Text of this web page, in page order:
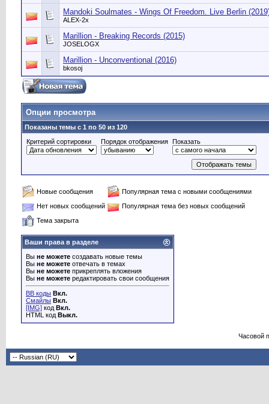
Mandoki Soulmates - Wings Of Freedom. Live Berlin
ALEX-2x
Marillion - Breaking Records (2015)
JOSELOGX
Marillion - Unconventional (2016)
bkosoj
Опции просмотра
Показаны темы с 1 по 50 из 120
Критерий сортировки
Порядок отображения Показать
Новые сообщения
Популярная тема с новыми сообщениями
Нет новых сообщений
Популярная тема без новых сообщений
Тема закрыта
Ваши права в разделе
Вы не можете создавать новые темы
Вы не можете отвечать в темах
Вы не можете прикреплять вложения
Вы не можете редактировать свои сообщения
BB коды Вкл.
Смайлы Вкл.
[IMG] код Вкл.
HTML код Выкл.
Часовой